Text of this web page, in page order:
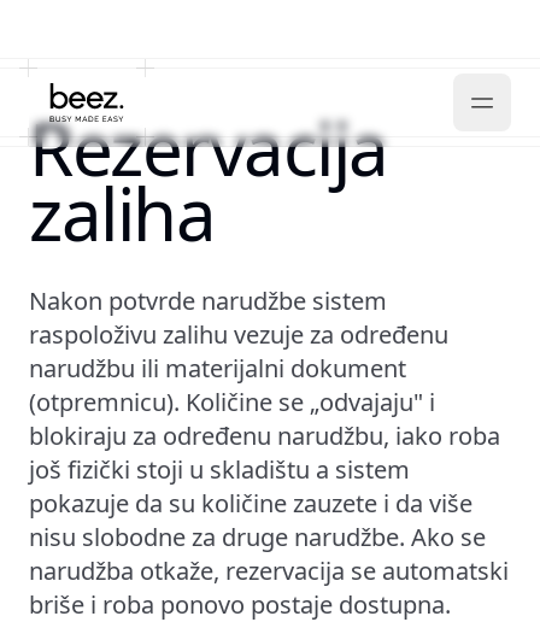
Rezervacija
zaliha
Nakon potvrde narudžbe sistem
raspoloživu zalihu vezuje za određenu
narudžbu ili materijalni dokument
(otpremnicu). Količine se „odvajaju" i
blokiraju za određenu narudžbu, iako roba
još fizički stoji u skladištu a sistem
pokazuje da su količine zauzete i da više
nisu slobodne za druge narudžbe. Ako se
narudžba otkaže, rezervacija se automatski
briše i roba ponovo postaje dostupna.